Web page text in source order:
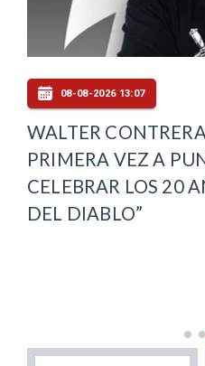
08-08-2026 13:07
WALTER
PRIMERA VEZ A
CELEBRAR LOS 20
DEL DIABLO”